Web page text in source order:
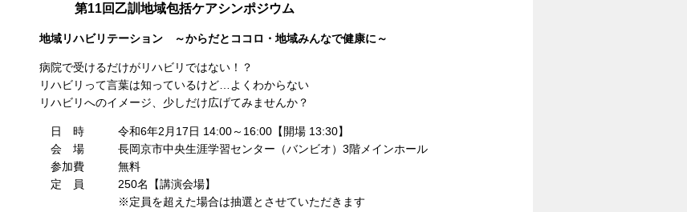
第11回乙訓地域包括ケアシンポジウム
地域リハビリテーション ～からだとココロ・地域みんなで健康に～
病院で受けるだけがリハビリではない！？
リハビリって言葉は知っているけど…よくわからない
リハビリへのイメージ、少しだけ広げてみませんか？
日 時 令和6年2月17日 14:00～16:00【開場 13:30】
会 場 長岡京市中央生涯学習センター（バンビオ）3階メインホール
参加費 無料
定 員 250名【講演会場】
※定員を超えた場合は抽選とさせていただきます